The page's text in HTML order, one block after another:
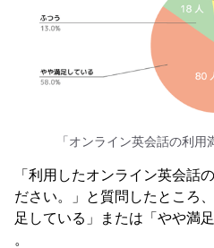
「オンライン英会話の利
「利用したオンライン英会話
ださい。」と質問したところ
足している」または「やや満
。